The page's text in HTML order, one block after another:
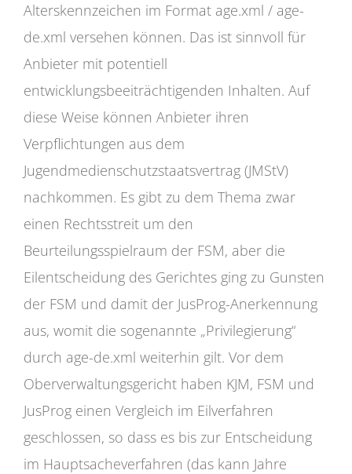
Alterskennzeichen im Format age.xml / age-
de.xml versehen können. Das ist sinnvoll für
Anbieter mit potentiell
entwicklungsbeeiträchtigenden Inhalten. Auf
diese Weise können Anbieter ihren
Verpflichtungen aus dem
Jugendmedienschutzstaatsvertrag (JMStV)
nachkommen. Es gibt zu dem Thema zwar
einen Rechtsstreit um den
Beurteilungsspielraum der FSM, aber die
Eilentscheidung des Gerichtes ging zu Gunsten
der FSM und damit der JusProg-Anerkennung
aus, womit die sogenannte „Privilegierung“
durch age-de.xml weiterhin gilt. Vor dem
Oberverwaltungsgericht haben KJM, FSM und
JusProg einen Vergleich im Eilverfahren
geschlossen, so dass es bis zur Entscheidung
im Hauptsacheverfahren (das kann Jahre